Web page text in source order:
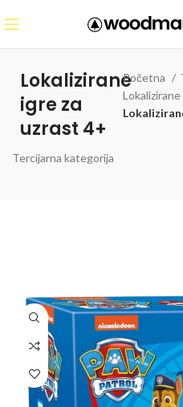
Lokalizirane
igre za
uzrast 4+
Početna
Tercijarna kategorija